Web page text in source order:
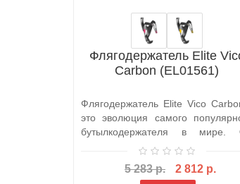
Флягодержатель Elite
Carbon (EL01561)
Флягодержатель Elite Vico
это эволюция самого
бутылкодержателя в мире.
5 283 р. 2 812 р.